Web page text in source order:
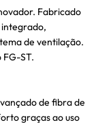
Fabricado
integrado,
de ventilação.
ST.
de fibra de
graças ao uso